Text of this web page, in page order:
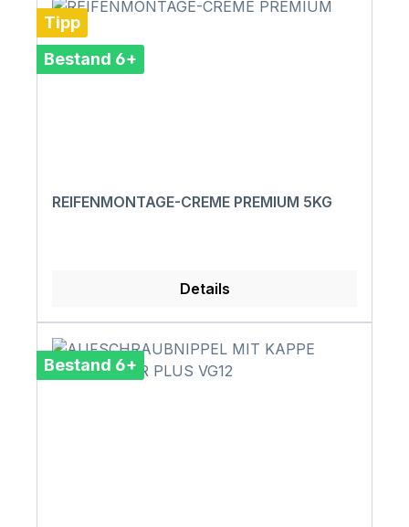
Tipp
Bestand 6+
REIFENMONTAGE-CREME PREMIUM 5KG
Details
Bestand 6+